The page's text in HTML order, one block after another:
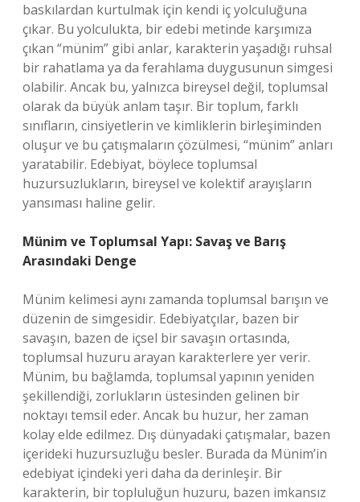
baskılardan kurtulmak için kendi iç yolculuğuna
çıkar. Bu yolculukta, bir edebi metinde karşımıza
çıkan “münim” gibi anlar, karakterin yaşadığı ruhsal
bir rahatlama ya da ferahlama duygusunun simgesi
olabilir. Ancak bu, yalnızca bireysel değil, toplumsal
olarak da büyük anlam taşır. Bir toplum, farklı
sınıfların, cinsiyetlerin ve kimliklerin birleşiminden
oluşur ve bu çatışmaların çözülmesi, “münim” anları
yaratabilir. Edebiyat, böylece toplumsal
huzursuzlukların, bireysel ve kolektif arayışların
yansıması haline gelir.
Münim ve Toplumsal Yapı: Savaş ve Barış
Arasındaki Denge
Münim kelimesi aynı zamanda toplumsal barışın ve
düzenin de simgesidir. Edebiyatçılar, bazen bir
savaşın, bazen de içsel bir savaşın ortasında,
toplumsal huzuru arayan karakterlere yer verir.
Münim, bu bağlamda, toplumsal yapının yeniden
şekillendiği, zorlukların üstesinden gelinen bir
noktayı temsil eder. Ancak bu huzur, her zaman
kolay elde edilmez. Dış dünyadaki çatışmalar, bazen
içerideki huzursuzluğu besler. Burada da Münim’in
edebiyat içindeki yeri daha da derinleşir. Bir
karakterin, bir topluluğun huzuru, bazen imkansız